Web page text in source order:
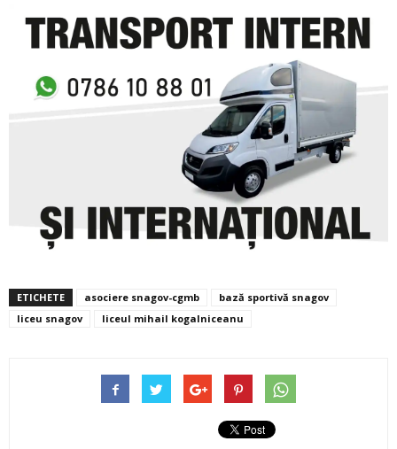
ETICHETE asociere snagov-cgmb
bază sportivă snagov
liceu snagov
liceul mihail kogalniceanu